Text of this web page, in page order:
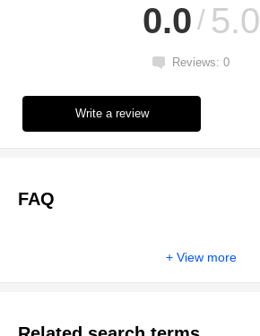
0.0 5.0
Reviews: 0
Write a review
FAQ
View more